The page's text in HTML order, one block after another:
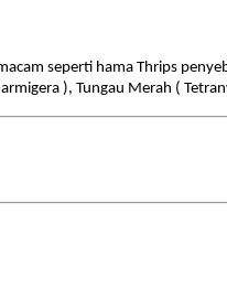
seperti hama Thrips
), Tungau Merah (